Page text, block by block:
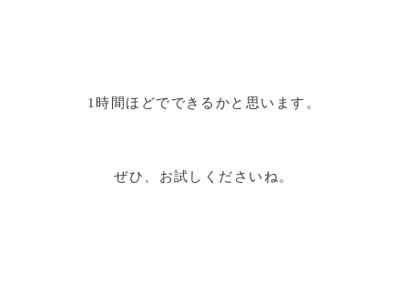
1時間ほどでできるかと思います。
ぜひ、お試しくださいね。